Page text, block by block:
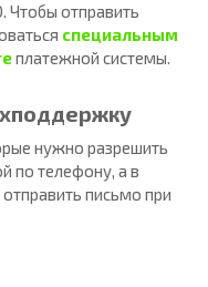
Чтобы отправить
специальным
платежной системы.
нужно разрешить
по телефону, а в
письмо при